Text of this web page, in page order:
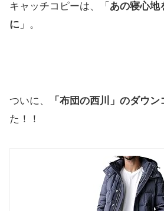
キャッチコピーは、「 あの寝心地
に 」。
ついに、 「布団の西川」のダウン
た！！